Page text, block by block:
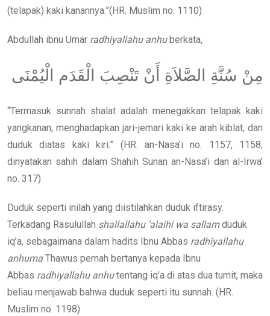
(telapak) kaki kanannya.”(HR. Muslim no. 1110)
Abdullah ibnu Umar radhiyallahu anhuberkata,
مِنْ سُنَّةِ الصَّلاَةِ أَنْ تَنْصِبَ الْقَدَم الْيُمْنَى
“Termasuk sunnah shalat adalah menegakkan telapak kaki
yangkanan, menghadapkan jari-jemari kaki ke arah kiblat, dan
duduk diatas kaki kiri.” (HR. an-Nasa’i no. 1157, 1158,
dinyatakan sahih dalam Shahih Sunan an-Nasa’i dan al-Irwa’
no. 317)
Duduk seperti inilah yang diistilahkan duduk iftirasy.
Terkadang Rasulullah shallallahu ‘alaihi wa sallamduduk
iq’a, sebagaimana dalam hadits Ibnu Abbas radhiyallahu
anhuma Thawus pernah bertanya kepada Ibnu
Abbas radhiyallahu anhutentang iq’a di atas dua tumit, maka
beliau menjawab bahwa duduk seperti itu sunnah. (HR.
Muslim no. 1198)